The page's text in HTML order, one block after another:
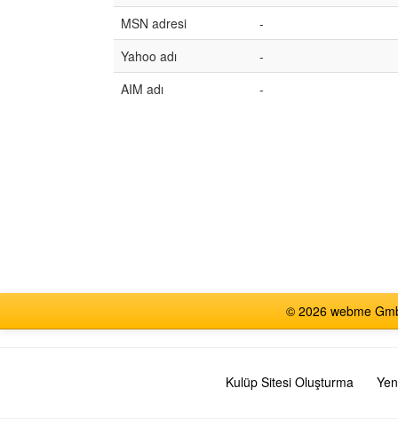
MSN adresi
-
Yahoo adı
-
AIM adı
-
© 2026 webme
Kulüp Sitesi Oluşturma